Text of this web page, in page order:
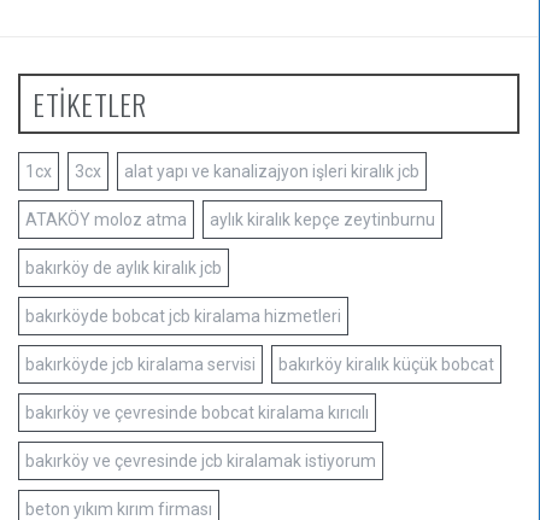
ETİKETLER
1cx 3cx alat yapı ve kanalizajyon işleri kiralık jcb
ATAKÖY moloz atma aylık kiralık kepçe zeytinburnu
bakırköy de aylık kiralık jcb
bakırköyde bobcat jcb kiralama hizmetleri
bakırköyde jcb kiralama servisi bakırköy kiralık küçük bobcat
bakırköy ve çevresinde bobcat kiralama kırıcılı
bakırköy ve çevresinde jcb kiralamak istiyorum
beton yıkım kırım firması